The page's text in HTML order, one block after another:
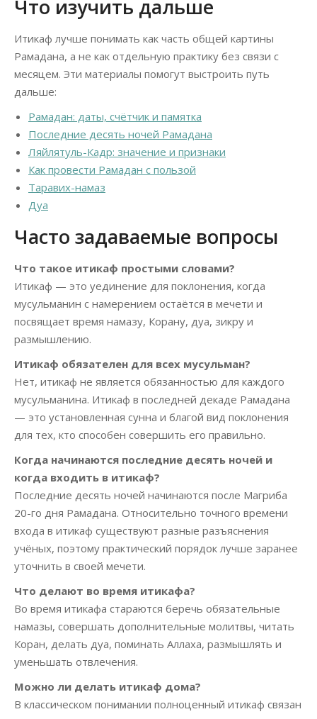
Что изучить дальше
Итикаф лучше понимать как часть общей картины
Рамадана, а не как отдельную практику без связи с
месяцем. Эти материалы помогут выстроить путь
дальше:
Рамадан: даты, счётчик и памятка
Последние десять ночей Рамадана
Ляйлятуль-Кадр: значение и признаки
Как провести Рамадан с пользой
Таравих-намаз
Дуа
Часто задаваемые вопросы
Что такое итикаф простыми словами?
Итикаф — это уединение для поклонения, когда
мусульманин с намерением остаётся в мечети и
посвящает время намазу, Корану, дуа, зикру и
размышлению.
Итикаф обязателен для всех мусульман?
Нет, итикаф не является обязанностью для каждого
мусульманина. Итикаф в последней декаде Рамадана
— это установленная сунна и благой вид поклонения
для тех, кто способен совершить его правильно.
Когда начинаются последние десять ночей и
когда входить в итикаф?
Последние десять ночей начинаются после Магриба
20-го дня Рамадана. Относительно точного времени
входа в итикаф существуют разные разъяснения
учёных, поэтому практический порядок лучше заранее
уточнить в своей мечети.
Что делают во время итикафа?
Во время итикафа стараются беречь обязательные
намазы, совершать дополнительные молитвы, читать
Коран, делать дуа, поминать Аллаха, размышлять и
уменьшать отвлечения.
Можно ли делать итикаф дома?
В классическом понимании полноценный итикаф связан